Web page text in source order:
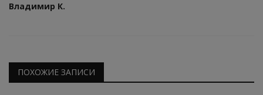
Владимир К.
ПОХОЖИЕ ЗАПИСИ